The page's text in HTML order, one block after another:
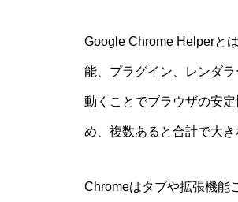
Google Chrome Helperと
能、プラグイン、レンダ
動くことでブラウザの安
め、複数あると合計で大
Chromeはタブや拡張機能